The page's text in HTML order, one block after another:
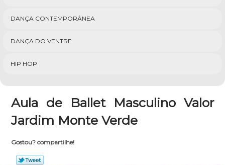
DANÇA CONTEMPORÂNEA
DANÇA DO VENTRE
HIP HOP
Aula de Ballet Masculino Valor
Jardim Monte Verde
Gostou? compartilhe!